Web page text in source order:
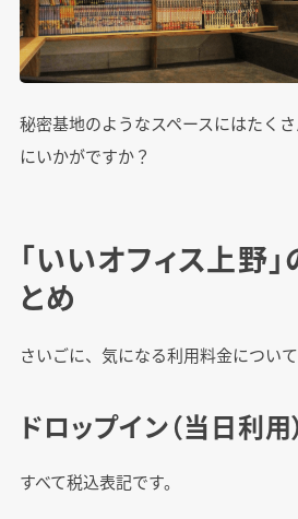
秘密基地のようなスペースにはたく
にいかがですか？
「いいオフィス上野
とめ
さいごに、気になる利用料金につい
ドロップイン（当日利用
すべて税込表記です。